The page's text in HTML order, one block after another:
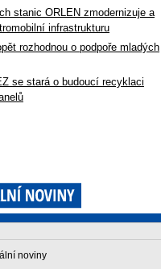
stanic ORLEN zmodernizuje a
infrastrukturu
rozhodnou o podpoře mladých
se stará o budoucí recyklaci
noviny